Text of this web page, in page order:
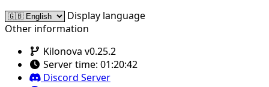
Display language
Other information
Kilonova v0.25.2
Server time: 01:20:42
Discord Server